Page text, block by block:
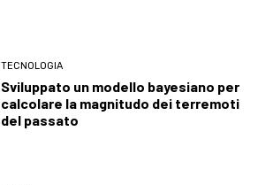
TECNOLOGIA
Sviluppato un modello bayesiano per
calcolare la magnitudo dei terremoti
del passato